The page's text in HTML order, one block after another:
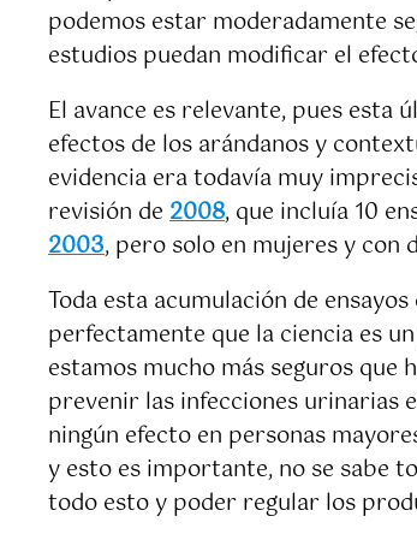
podemos estar moderadamente
estudios puedan modificar el
El avance es relevante, pues
efectos de los arándanos y
evidencia era todavía muy
revisión de 2008, que incluía 10
2003, pero solo en mujeres y con
Toda esta acumulación de
perfectamente que la ciencia es
estamos mucho más seguros que
prevenir las infecciones urinarias
ningún efecto en personas
y esto es importante, no se sabe
todo esto y poder regular los